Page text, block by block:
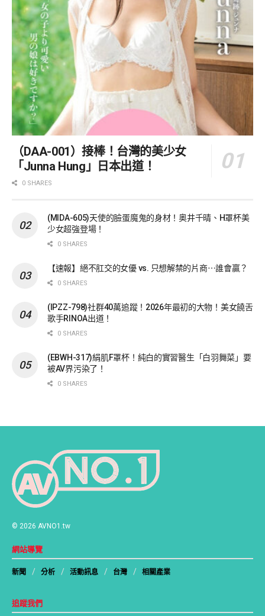
（DAA-001）接棒！台灣的美少女
「Junna Hung」日本出道！
0 SHARES
(MIDA-605)天使的臉蛋魔鬼的身材！奥井千晴、H罩杯美
少女超強登場！
0 SHARES
【速報】絕不肛交的女優 vs. 只想解禁的片商⋯誰會贏？
0 SHARES
(IPZZ-798)社群40萬追蹤！2026年最初的大物！美女饒舌
歌手RINOA出道！
0 SHARES
(EBWH-317)絹肌F罩杯！純白的實習醫生「白羽舞菜」要
被AV界污染了！
0 SHARES
© 2026 AVNO1.tw
網站導覽
新聞 分析 活動訊息 台灣 相關產業
追蹤我們